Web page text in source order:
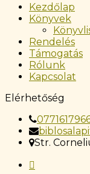
Kezdőlap
Könyvek
Rendelés
Támogatás
Rólunk
Kapcsolat
Elérhetőség
Str.